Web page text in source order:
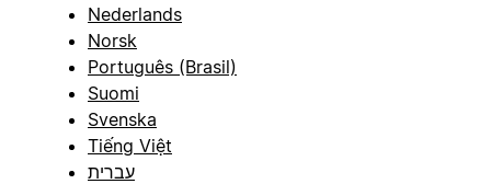
Nederlands
Norsk
Português (Brasil)
Suomi
Svenska
Tiếng Việt
עברית